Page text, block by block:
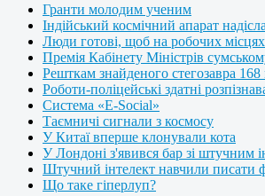
Гранти молодим ученим
Індійський космічний апарат
Люди готові, щоб на робочих
Премія Кабінету Міністрів
Решткам знайденого стегозавра 168
Роботи-поліцейські здатні
Система «E-Social»
Таємничі сигнали з космосу
У Китаї вперше клонували кота
У Лондоні з'явився бар зі штучним
Штучний інтелект навчили писати
Що таке гіперлуп?